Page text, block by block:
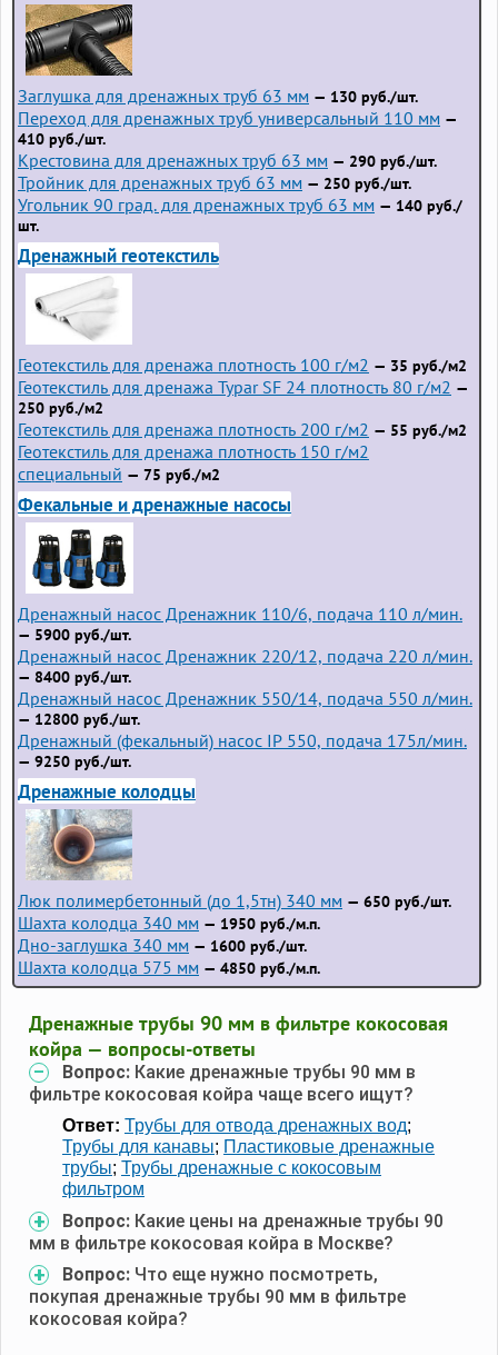
Заглушка для дренажных труб 63 мм — 130 руб./шт.
Переход для дренажных труб универсальный 110 мм —
410 руб./шт.
Крестовина для дренажных труб 63 мм — 290 руб./шт.
Тройник для дренажных труб 63 мм — 250 руб./шт.
Угольник 90 град. для дренажных труб 63 мм — 140 руб./
шт.
Дренажный геотекстиль
Геотекстиль для дренажа плотность 100 г/м2 — 35 руб./м2
Геотекстиль для дренажа Typar SF 24 плотность 80 г/м2 —
250 руб./м2
Геотекстиль для дренажа плотность 200 г/м2 — 55 руб./м2
Геотекстиль для дренажа плотность 150 г/м2
специальный — 75 руб./м2
Фекальные и дренажные насосы
Дренажный насос Дренажник 110/6, подача 110 л/мин.
— 5900 руб./шт.
Дренажный насос Дренажник 220/12, подача 220 л/мин.
— 8400 руб./шт.
Дренажный насос Дренажник 550/14, подача 550 л/мин.
— 12800 руб./шт.
Дренажный (фекальный) насос IP 550, подача 175л/мин.
— 9250 руб./шт.
Дренажные колодцы
Люк полимербетонный (до 1,5тн) 340 мм — 650 руб./шт.
Шахта колодца 340 мм — 1950 руб./м.п.
Дно-заглушка 340 мм — 1600 руб./шт.
Шахта колодца 575 мм — 4850 руб./м.п.
Дренажные трубы 90 мм в фильтре кокосовая
койра — вопросы-ответы
Вопрос: Какие дренажные трубы 90 мм в
фильтре кокосовая койра чаще всего ищут?
Ответ: Трубы для отвода дренажных вод;
Трубы для канавы; Пластиковые дренажные
трубы; Трубы дренажные с кокосовым
фильтром
Вопрос: Какие цены на дренажные трубы 90
мм в фильтре кокосовая койра в Москве?
Вопрос: Что еще нужно посмотреть,
покупая дренажные трубы 90 мм в фильтре
кокосовая койра?